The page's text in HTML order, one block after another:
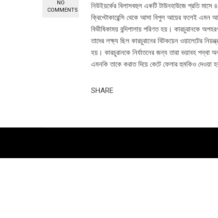
NO
COMMENTS
নিউইয়র্কের বিলাসবহুল একটি টাউনহাউজে প্রতি মাসে
ক্রিপ্টোকারেন্সি থেকে আসা বিপুল আয়ের ফলেই এমন
বিভীষিকাময় বন্দিশালায় পরিণত হয়। কারচুরানকে
তাদের লক্ষ্য ছিল কারচুরানের বিটকয়েন ওয়ালেটের
হয়। কারচুরানকে নির্যাতনের জন্য তারা ভয়াবহ
এমনকি তাকে করাত দিয়ে কেটে ফেলার হুমকিও
SHARE